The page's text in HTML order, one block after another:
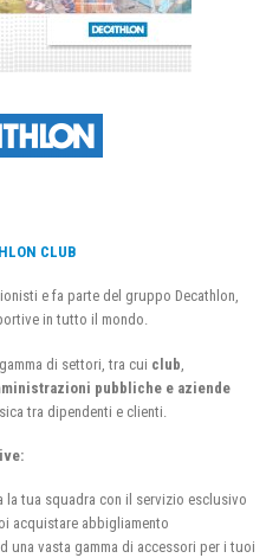
CLUB
e fa parte del gruppo Decathlon,
in tutto il mondo.
di settori, tra cui club
pubbliche e aziende
tra dipendenti e clienti.
la tua squadra con il servizio esclusivo
acquistare abbigliamento
una vasta gamma di accessori per i tuoi